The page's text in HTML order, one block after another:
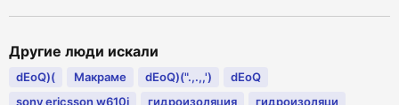
Другие люди искали
dEoQ)( Макраме dEoQ)(".,.,,')
dEoQ
sony ericsson w610i
гидроизоляция
гидроизоляци